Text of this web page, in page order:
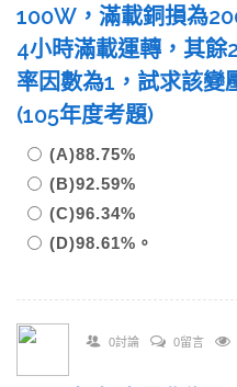
100W，滿載銅損為
4小時滿載運轉，其
率因數為1，試求該
(105年度考題)
(A)88.75%
(B)92.59%
(C)96.34%
(D)98.61%。
0討論 0留言